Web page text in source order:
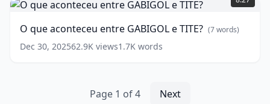
aconteceu
GABIGOL
e
O que aconteceu entre GABIGOL e TITE? (7words)
Dec 30, 202562.9K views1.7K words
Page 1 of4 Next